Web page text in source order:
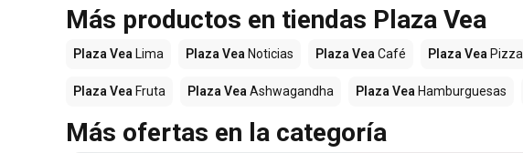
Más productos en tiendas Plaza Vea
Plaza Vea Lima Plaza Vea Noticias Plaza Vea Café Plaza Vea Pizza
Plaza Vea Fruta Plaza Vea Ashwagandha Plaza Vea Hamburguesas
Más ofertas en la categoría